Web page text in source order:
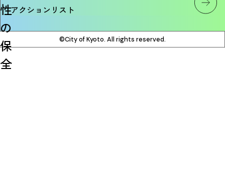
性
の
保
全
アクションリスト
©City of Kyoto. All rights reserved.